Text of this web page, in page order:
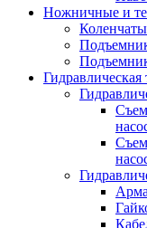
Ножничные и
Гидравлическая